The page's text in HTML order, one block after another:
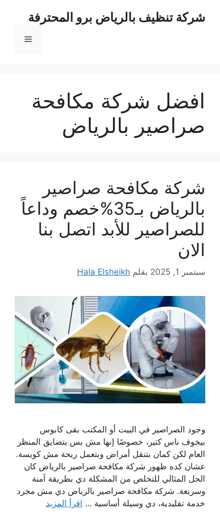
شركة تنظيف بالرياض برو المحترفة
القائمة
افضل شركة مكافحة
صراصير بالرياض
شركة مكافحة صراصير
بالرياض بـ35%خصم وداعاً
للصراصير للأبد اتصل بنا
الان
سبتمبر 1, 2025 بقلم Hala Elsheikh
وجود الصراصير في البيت أو المكتب بقى كابوس
بيخوف ناس كتير، خصوصًا إنها مش بس بتضايق المنظر
العام لكن كمان بتنقل أمراض وبتعمل ريحة مش كويسة.
عشان كده ظهور شركة مكافحة صراصير بالرياض كان
الحل المثالي للتخلص من المشكلة دي بطريقة آمنة
وسريعة. شركة مكافحة صراصير بالرياض دي مش مجرد
خدمة تقليدية، دي وسيلة أساسية … اقرأ المزيد